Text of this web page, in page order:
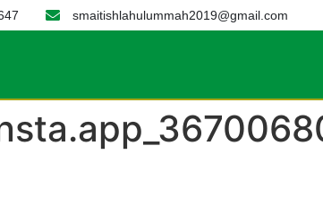
smaitishlahulummah2019@gmail.com